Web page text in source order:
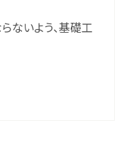
ないよう、基礎工